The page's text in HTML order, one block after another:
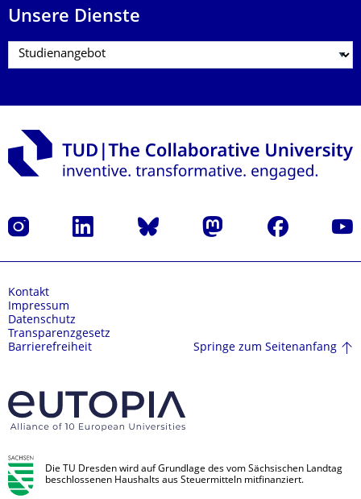
Unsere Dienste
Instagram LinkedIn Bluesky Mastodon Facebook
Kontakt
Impressum
Datenschutz
Transparenzgesetz
Barrierefreiheit
Springe zum Seitenanfang
Die TU Dresden wird auf Grundlage des vom Sächsischen Landtag
beschlossenen Haushalts aus Steuermitteln mitfinanziert.